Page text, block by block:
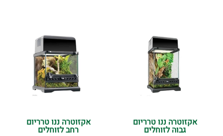
אקזוטרה ננו טרריום
גבוה לזוחלים
אקזוטרה ננו טרריום
רחב לזוחלים